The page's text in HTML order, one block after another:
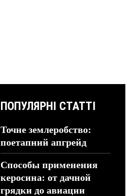
ПОПУЛЯРНІ СТАТТІ
Точне землеробство:
поетапний апгрейд
Способы применения
керосина: от дачной
грядки до авиации